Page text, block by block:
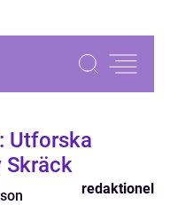
Utforska
Skräck
redaktionel